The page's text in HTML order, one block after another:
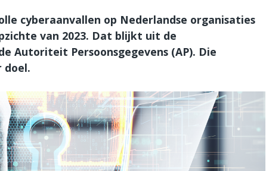
cyberaanvallen op Nederlandse organisaties
van 2023. Dat blijkt uit de
Autoriteit Persoonsgegevens (AP). Die
doel.